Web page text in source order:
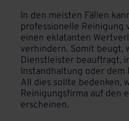
In den meisten Fällen
professionelle Reinigung
einen eklatanten
verhindern. Somit beugt,
Dienstleister beauftragt,
Instandhaltung oder dem
All dies sollte bedenken,
Reinigungsfirma auf den
erscheinen.